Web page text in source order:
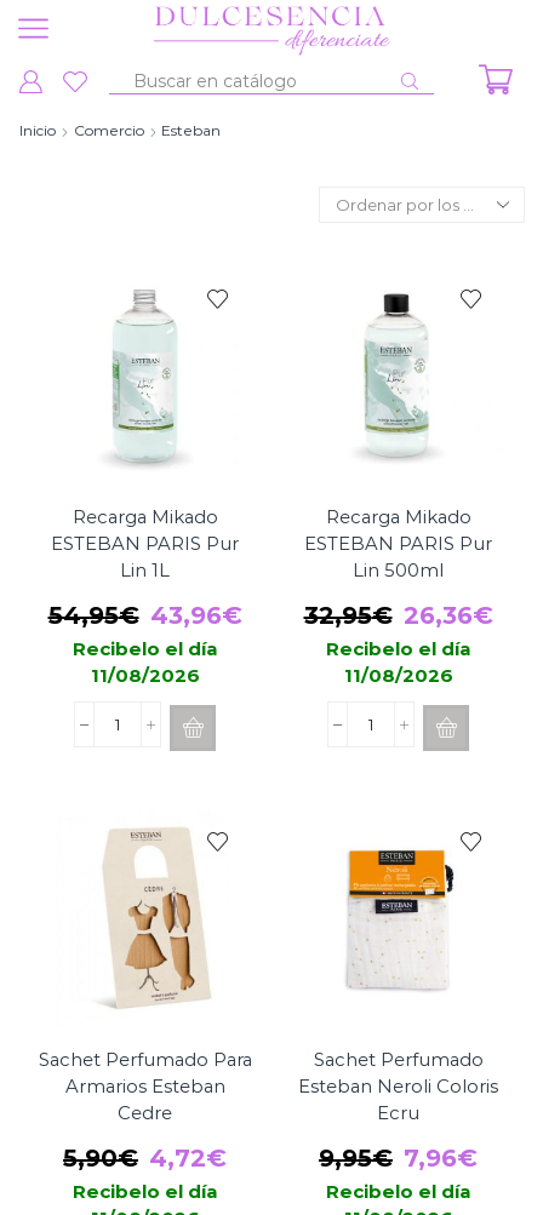
Entrada
Inicio Comercio Esteban
Recarga Mikado
ESTEBAN PARIS Pur
Lin 1L
54,95€ El
precio
original
era:
54,95€.
43,96€El
Recibelo el día
11/08/2026
Recarga
Mikado
Pur
Lin
cantidad
Recarga Mikado
ESTEBAN PARIS Pur
Lin 500ml
32,95€ El
precio
original
era:
32,95€.
26,36€El
Recibelo el día
11/08/2026
Recarga
Mikado
Lin
500ml
cantidad
Sachet Perfumado Para
Armarios Esteban
Cedre
5,90€ El
precio
4,72€El
Recibelo el día
Sachet Perfumado
Esteban Neroli Coloris
Ecru
9,95€ El
precio
7,96€El
Recibelo el día